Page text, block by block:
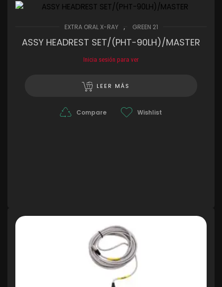
EXTRA ORAL X-RAY , GREEN 21
ASSY HEADREST SET/(PHT-90LH)/MASTER
Inicia sesión para ver
LEER MÁS
Compare Wishlist